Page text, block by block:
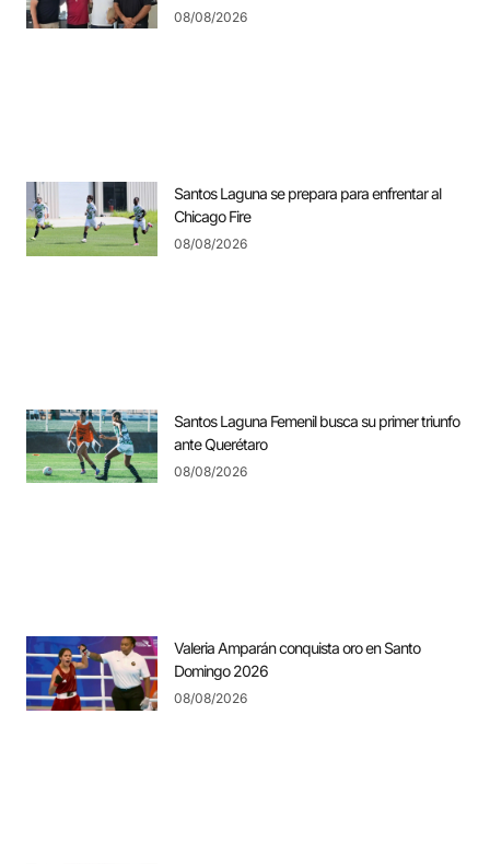
08/08/2026
Santos Laguna se prepara para enfrentar al
Chicago Fire
08/08/2026
Santos Laguna Femenil busca su primer triunfo
ante Querétaro
08/08/2026
Valeria Amparán conquista oro en Santo
Domingo 2026
08/08/2026